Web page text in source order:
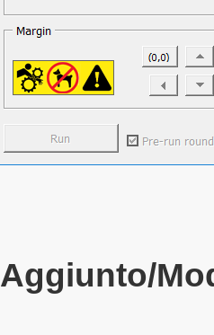
Aggiunto/